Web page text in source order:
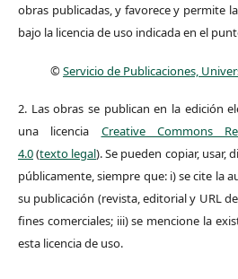
obras publicadas, y favorece y permite
bajo la licencia de uso indicada en el
©Servicio de Publicaciones,
2. Las obras se publican en la edición
una licencia Creative Commons
4.0(texto legal). Se pueden copiar, usar,
públicamente, siempre que: i) se cite la
su publicación (revista, editorial y URL
fines comerciales; iii) se mencione la
esta licencia de uso.